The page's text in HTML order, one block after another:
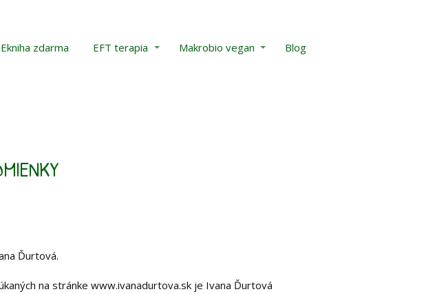
Ekniha zdarma EFT terapia Makrobio vegan Blog
Ďurtová.
na stránke www.ivanadurtova.sk je Ivana Ďurtová